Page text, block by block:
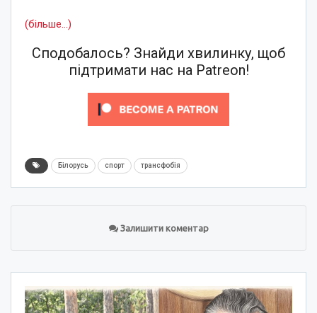
(більше…)
Сподобалось? Знайди хвилинку, щоб
підтримати нас на Patreon!
Білорусь спорт трансфобія
Залишити коментар